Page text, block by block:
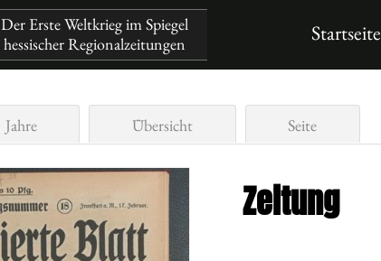
Der Erste Weltkrieg im Spiegel
hessischer Regionalzeitungen
Startseite
Jahre Übersicht Seite
Zeitung